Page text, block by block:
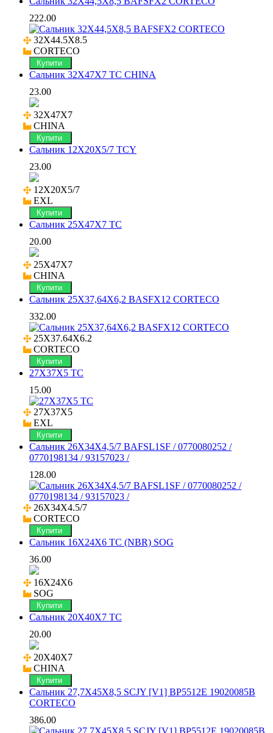
222.00
32X44.5X8.5
CORTECO
Купити
Сальник 32X47X7 TC CHINA
23.00
32X47X7
CHINA
Купити
Сальник 12X20X5/7 TCY
23.00
12X20X5/7
EXL
Купити
Сальник 25X47X7 TC
20.00
25X47X7
CHINA
Купити
Сальник 25X37,64X6,2 BASFX12 CORTECO
332.00
25X37.64X6.2
CORTECO
Купити
27X37X5 TC
15.00
27X37X5
EXL
Купити
Сальник 26X34X4,5/7 BAFSL1SF / 0770080252 /
0770198134 / 93157023 /
128.00
26X34X4.5/7
CORTECO
Купити
Сальник 16X24X6 TC (NBR) SOG
36.00
16X24X6
SOG
Купити
Сальник 20X40X7 TC
20.00
20X40X7
CHINA
Купити
Сальник 27,7X45X8,5 SCJY [V1] BP5512E 19020085B
CORTECO
386.00